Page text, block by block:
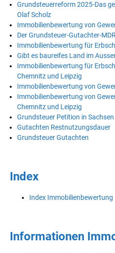
Grundsteuerreform 2025-Das
Olaf Scholz
Immobilienbewertung von
Der Grundsteuer-Gutachter-
Immobilienbewertung für
Gibt es baureifes Land im
Immobilienbewertung für
Chemnitz und Leipzig
Immobilienbewertung von
Immobilienbewertung von
Chemnitz und Leipzig
Grundsteuer Petition in Sachsen
Gutachten Restnutzungsdauer
Grundsteuer Gutachten
Index
Index Immobilienbewertung
Informationen